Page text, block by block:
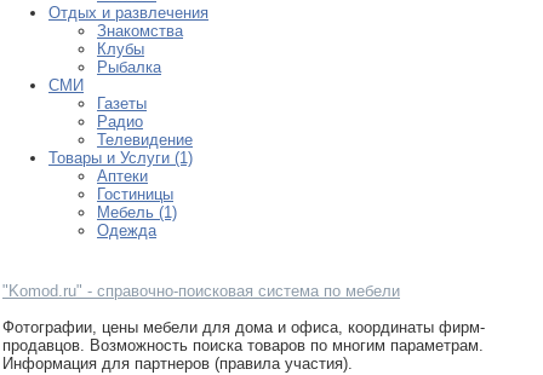
Отдых и развлечения
Знакомства
Клубы
Рыбалка
СМИ
Газеты
Радио
Телевидение
Товары и Услуги (1)
Аптеки
Гостиницы
Мебель (1)
Одежда
"Komod.ru" - справочно-поисковая система по мебели
Фотографии, цены мебели для дома и офиса, координаты фирм-
продавцов. Возможность поиска товаров по многим параметрам.
Информация для партнеров (правила участия).